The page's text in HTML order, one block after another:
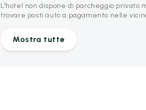
L'hotel non dispone di parcheggio privato
trovare posti auto a pagamento nelle
Mostra tutte